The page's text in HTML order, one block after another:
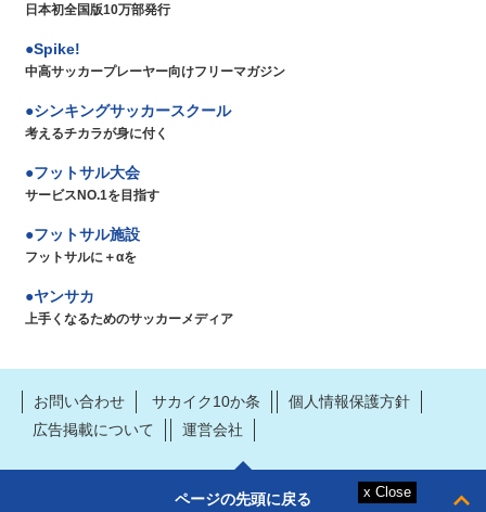
日本初全国版10万部発行
Spike!
中高サッカープレーヤー向けフリーマガジン
シンキングサッカースクール
考えるチカラが身に付く
フットサル大会
サービスNO.1を目指す
フットサル施設
フットサルに＋αを
ヤンサカ
上手くなるためのサッカーメディア
お問い合わせ サカイク10か条
個人情報保護方針
広告掲載について
運営会社
ページの先頭に戻る